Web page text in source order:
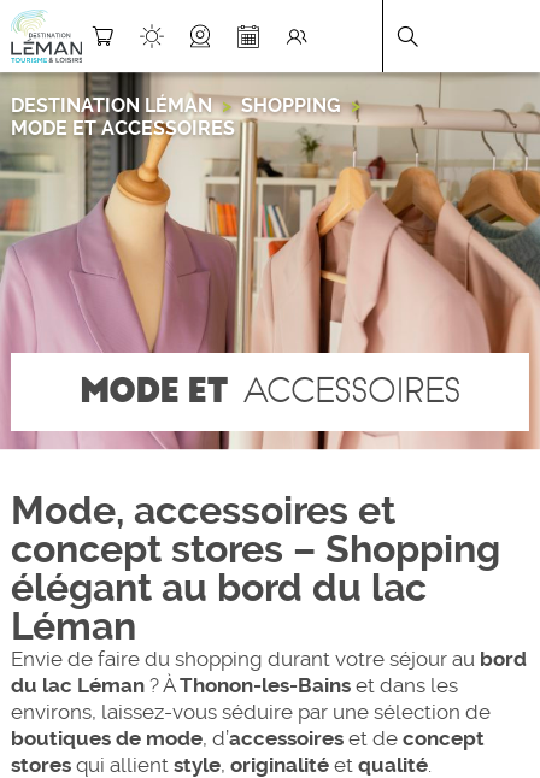
MODE ETACCESSOIRES
DESTINATION LÉMAN > SHOPPING >
MODE ET ACCESSOIRES
Mode, accessoires et
concept stores – Shopping
élégant au bord du lac
Léman
Envie de faire du shopping durant votre séjour au bord
du lac Léman? ÀThonon-les-Bainset dans les
environs, laissez-vous séduire par une sélection de
boutiques de mode, d’accessoireset de concept
storesqui allient style, originalitéet qualité.